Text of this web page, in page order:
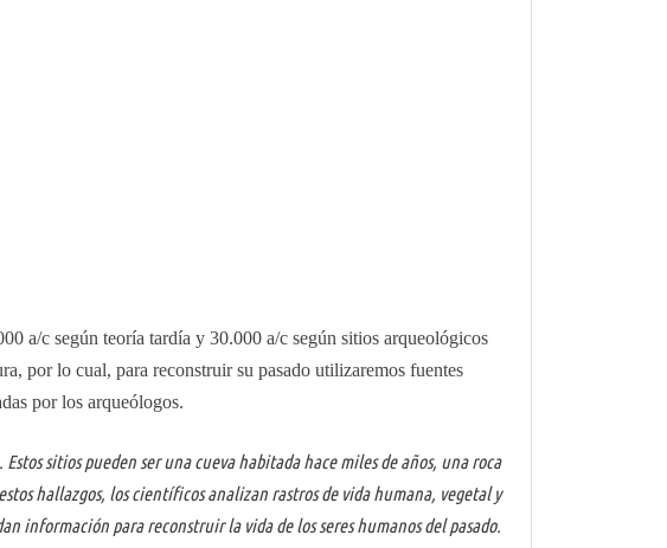
a/c según teoría tardía y 30.000 a/c según sitios arqueológicos
por lo cual, para reconstruir su pasado utilizaremos fuentes
por los arqueólogos.
sitios pueden ser una cueva habitada hace miles de años, una roca
hallazgos, los científicos analizan rastros de vida humana, vegetal y
información para reconstruir la vida de los seres humanos del pasado.